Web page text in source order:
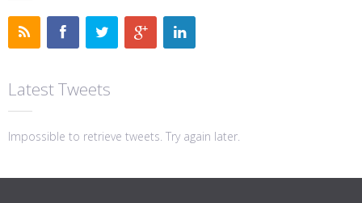
Latest Tweets
Impossible to retrieve tweets. Try again later.